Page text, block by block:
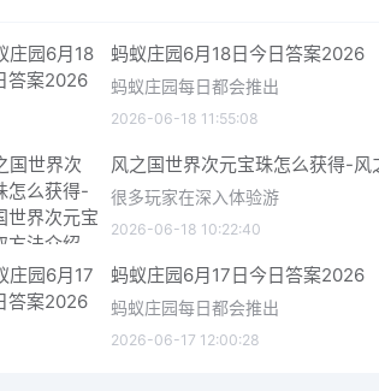
蚂蚁庄园6月18日今日答案2026
蚂蚁庄园每日都会推出
2026-06-18 11:55:08
很多玩家在深入体验游
2026-06-18 10:22:40
蚂蚁庄园6月17日今日答案2026
蚂蚁庄园每日都会推出
2026-06-17 12:00:28